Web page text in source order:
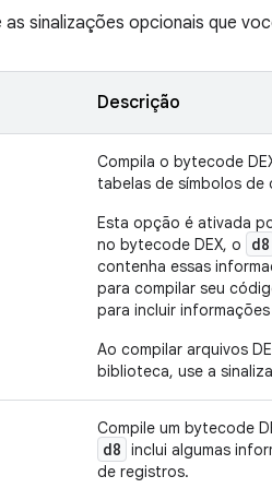
sinalizações opcionais que
Descrição
Compila o bytecode
tabelas de símbolos de
Esta opção é ativada
no bytecode DEX, o
d8
contenha essas
para compilar seu
para incluir
Ao compilar arquivos
biblioteca, use a
Compile um bytecode
d8 inclui algumas
de registros.